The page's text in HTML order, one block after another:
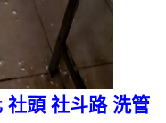
社頭 社斗路 洗管